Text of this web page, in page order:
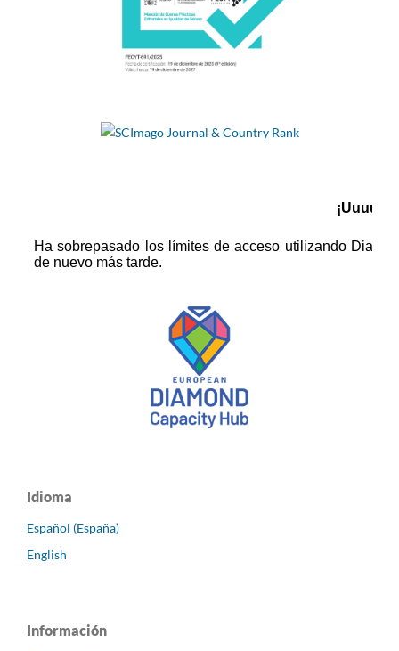
Idioma
Español (España)
English
Información